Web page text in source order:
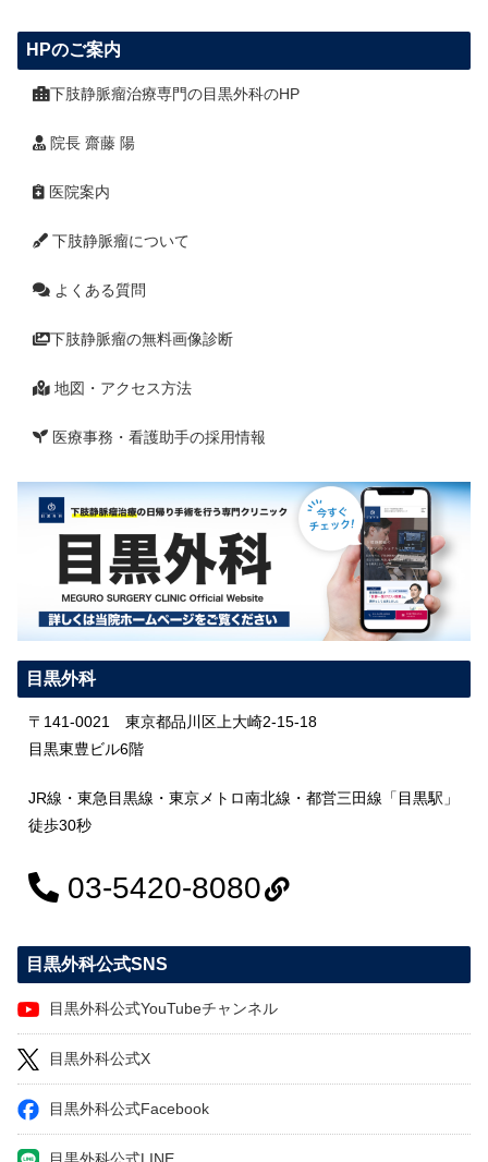
HPのご案内
下肢静脈瘤治療専門の目黒外科のHP
院長 齋藤 陽
医院案内
下肢静脈瘤について
よくある質問
下肢静脈瘤の無料画像診断
地図・アクセス方法
医療事務・看護助手の採用情報
目黒外科
〒141-0021 東京都品川区上大崎2-15-18
目黒東豊ビル6階
JR線・東急目黒線・東京メトロ南北線・都営三田線「目黒駅」
徒歩30秒
03-5420-8080
目黒外科公式SNS
目黒外科公式YouTubeチャンネル
目黒外科公式X
目黒外科公式Facebook
目黒外科公式LINE